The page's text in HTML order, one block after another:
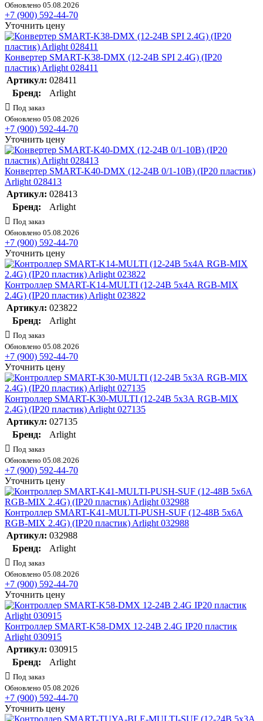
Обновлено 05.08.2026
+7 (900) 592-44-70
Уточнить цену
Конвертер SMART-K38-DMX (12-24В SPI 2.4G) (IP20
пластик) Arlight 028411
Артикул: 028411
Бренд:
Arlight
Под заказ
Обновлено 05.08.2026
+7 (900) 592-44-70
Уточнить цену
Конвертер SMART-K40-DMX (12-24В 0/1-10В) (IP20 пластик)
Arlight 028413
Артикул: 028413
Бренд:
Arlight
Под заказ
Обновлено 05.08.2026
+7 (900) 592-44-70
Уточнить цену
Контроллер SMART-K14-MULTI (12-24В 5х4А RGB-MIX
2.4G) (IP20 пластик) Arlight 023822
Артикул: 023822
Бренд:
Arlight
Под заказ
Обновлено 05.08.2026
+7 (900) 592-44-70
Уточнить цену
Контроллер SMART-K30-MULTI (12-24В 5х3А RGB-MIX
2.4G) (IP20 пластик) Arlight 027135
Артикул: 027135
Бренд:
Arlight
Под заказ
Обновлено 05.08.2026
+7 (900) 592-44-70
Уточнить цену
Контроллер SMART-K41-MULTI-PUSH-SUF (12-48В 5х6А
RGB-MIX 2.4G) (IP20 пластик) Arlight 032988
Артикул: 032988
Бренд:
Arlight
Под заказ
Обновлено 05.08.2026
+7 (900) 592-44-70
Уточнить цену
Контроллер SMART-K58-DMX 12-24В 2.4G IP20 пластик
Arlight 030915
Артикул: 030915
Бренд:
Arlight
Под заказ
Обновлено 05.08.2026
+7 (900) 592-44-70
Уточнить цену